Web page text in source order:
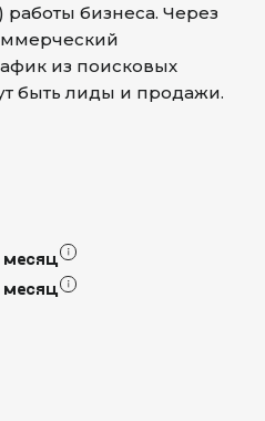
бизнеса. Через
из поисковых
быть лиды и продажи.